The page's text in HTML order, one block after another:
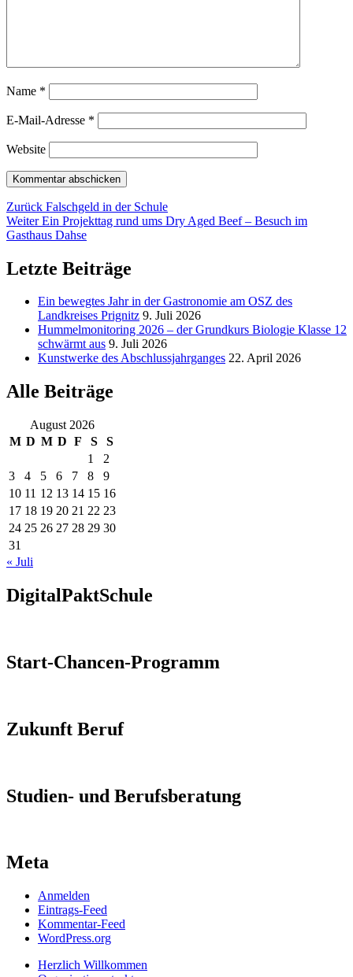
Name *
E-Mail-Adresse *
Website
Beitragsnavigation
Zurück Vorheriger
Beitrag:
Falschgeld in der Schule
Weiter Nächster
Beitrag:
Ein Projekttag rund ums Dry Aged Beef – Besuch im
Gasthaus Dahse
Letzte Beiträge
Ein bewegtes Jahr in der Gastronomie am OSZ des
Landkreises Prignitz 9. Juli 2026
Hummelmonitoring 2026 – der Grundkurs Biologie Klasse 12
schwärmt aus 9. Juli 2026
Kunstwerke des Abschlussjahrganges 22. April 2026
Alle Beiträge
August 2026
M D M D F S
S
1
2
3
4 5 6 7 8
9
10 11 12 13 14 15 16
17 18 19 20 21 22 23
24 25 26 27 28 29 30
31
« Juli
DigitalPaktSchule
Start-Chancen-Programm
Zukunft Beruf
Studien- und Berufsberatung
Meta
Anmelden
Eintrags-Feed
Kommentar-Feed
WordPress.org
Herzlich Willkommen